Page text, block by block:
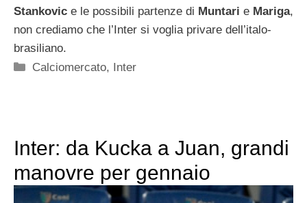
Stankovic e le possibili partenze di Muntari e Mariga,
non crediamo che l’Inter si voglia privare dell’italo-
brasiliano.
Categorie
Calciomercato, Inter
Inter: da Kucka a Juan, grandi
manovre per gennaio